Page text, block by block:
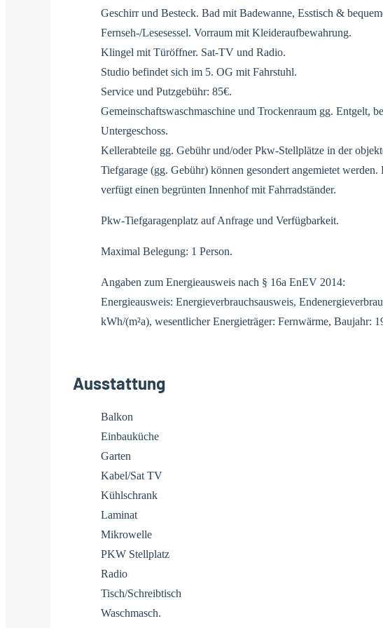
Geschirr und Besteck. Bad mit Badewanne, Esstisch &
Fernseh-/Lesesessel. Vorraum mit Kleideraufbewahrung.
Klingel mit Türöffner. Sat-TV und Radio.
Studio befindet sich im 5. OG mit Fahrstuhl.
Service und Putzgebühr: 85€.
Gemeinschaftswaschmaschine und Trockenraum gg. Entgelt,
Untergeschoss.
Kellerabteile gg. Gebühr und/oder Pkw-Stellplätze in der
Tiefgarage (gg. Gebühr) können gesondert angemietet werden.
verfügt einen begrünten Innenhof mit Fahrradständer.
Pkw-Tiefgaragenplatz auf Anfrage und Verfügbarkeit.
Maximal Belegung: 1 Person.
Angaben zum Energieausweis nach § 16a EnEV 2014:
Energieausweis: Energieverbrauchsausweis,
kWh/(m²a), wesentlicher Energieträger: Fernwärme, Baujahr:
Ausstattung
Balkon
Einbauküche
Garten
Kabel/Sat TV
Kühlschrank
Laminat
Mikrowelle
PKW Stellplatz
Radio
Tisch/Schreibtisch
Waschmasch.